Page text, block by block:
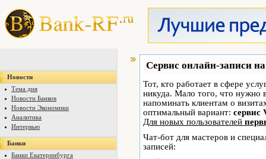
Новости
Тема дня
Новости Банков
Новости Экономики
Аналитика
Интервью
Банки
Банки Екатеринбурга
Сервис онлайн-записи
Тот, кто работает в сфере
никуда. Мало того, что нужно
напоминать клиентам о
оптимальный вариант: сервис
Для новых пользователей
Чат-бот для мастеров и
записей: